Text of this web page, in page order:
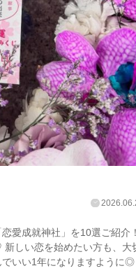
愛成就神社」を10選ご紹介
しい恋を始めたい方も、大
でいい1年になりますように◎